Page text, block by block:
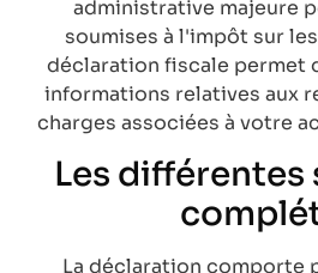
administrative majeure
soumises à l'impôt sur
déclaration fiscale permet
informations relatives aux
charges associées à votre
Les différentes
La déclaration comporte